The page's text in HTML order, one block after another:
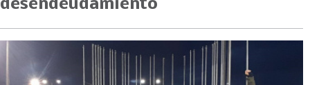
desendeudamiento